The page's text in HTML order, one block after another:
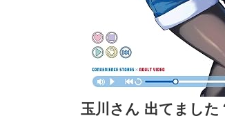
玉川さん 出てました